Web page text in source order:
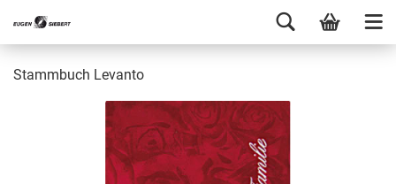
Stammbuch Levanto